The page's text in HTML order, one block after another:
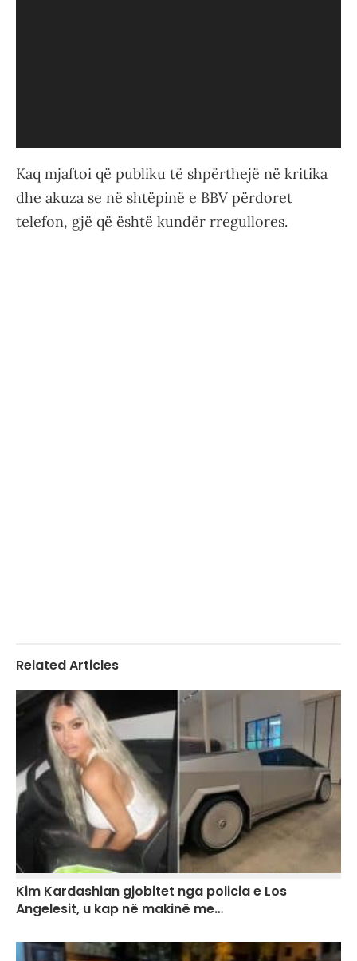
Kaq mjaftoi që publiku të shpërthejë në kritika
dhe akuza se në shtëpinë e BBV përdoret
telefon, gjë që është kundër rregullores.
Related Articles
Kim Kardashian gjobitet nga policia e Los
Angelesit, u kap në makinë me…